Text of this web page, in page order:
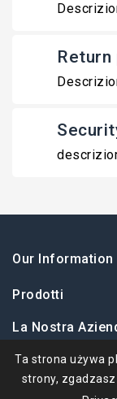
Return
Our Information
Prodotti
La Nostra
Twoje Konto
Ta strona używa
strony,